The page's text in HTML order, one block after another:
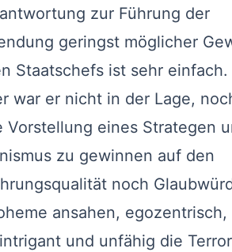
zur Führung der
geringst möglicher
Staatschefs ist sehr einfach.
war er nicht in der Lage,
eines Strategen
zu gewinnen auf den
noch
ansahen, egozentrisch,
und unfähig die